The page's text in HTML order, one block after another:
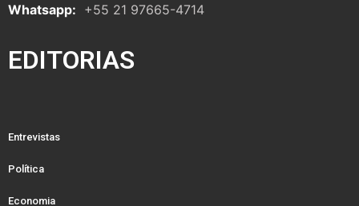
Whatsapp: +55 21 97665-4714
EDITORIAS
Entrevistas
Política
Economia